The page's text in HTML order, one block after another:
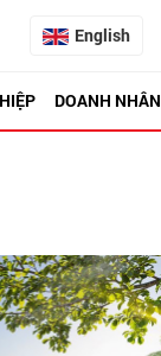
English
DOANH NHÂN